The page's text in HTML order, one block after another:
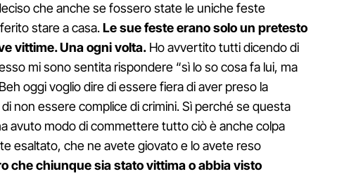
che anche se fossero state le uniche feste
stare a casa.Le sue feste erano solo un pretesto
vittime. Una ogni volta. Ho avvertito tutti dicendo di
mi sono sentita rispondere “sì lo so cosa fa lui, ma
oggi voglio dire di essere fiera di aver preso la
non essere complice di crimini. Sì perché se questa
avuto modo di commettere tutto ciò è anche colpa
esaltato, che ne avete giovato e lo avete reso
che chiunque sia stato vittima o abbia visto